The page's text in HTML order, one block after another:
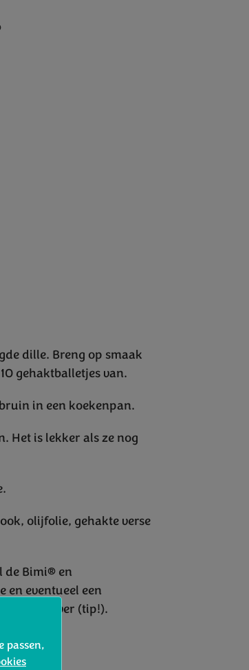
dille. Breng op smaak
gehaktballetjes van.
in een koekenpan.
Het is lekker als ze nog
olijfolie, gehakte verse
de Bimi® en
en eventueel een
over (tip!).
passen,